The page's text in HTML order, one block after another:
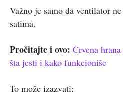
Važno je samo da ventilator
satima.
Pročitajte i ovo: Crvena
šta jesti i kako funkcioniše
To može izazvati: